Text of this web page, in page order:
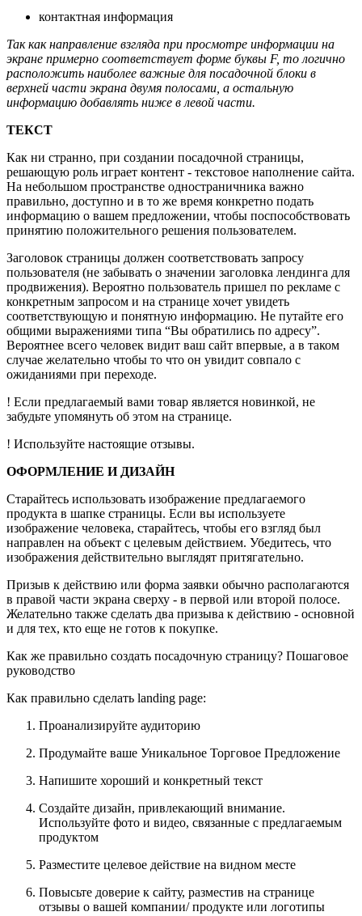
контактная информация
Так как направление взгляда при просмотре информации на
экране примерно соответствует форме буквы F, то логично
расположить наиболее важные для посадочной блоки в
верхней части экрана двумя полосами, а остальную
информацию добавлять ниже в левой части.
ТЕКСТ
Как ни странно, при создании посадочной страницы,
решающую роль играет контент - текстовое наполнение сайта.
На небольшом пространстве одностраничника важно
правильно, доступно и в то же время конкретно подать
информацию о вашем предложении, чтобы поспособствовать
принятию положительного решения пользователем.
Заголовок страницы должен соответствовать запросу
пользователя (не забывать о значении заголовка лендинга для
продвижения). Вероятно пользователь пришел по рекламе с
конкретным запросом и на странице хочет увидеть
соответствующую и понятную информацию. Не путайте его
общими выражениями типа “Вы обратились по адресу”.
Вероятнее всего человек видит ваш сайт впервые, а в таком
случае желательно чтобы то что он увидит совпало с
ожиданиями при переходе.
! Если предлагаемый вами товар является новинкой, не
забудьте упомянуть об этом на странице.
! Используйте настоящие отзывы.
ОФОРМЛЕНИЕ И ДИЗАЙН
Старайтесь использовать изображение предлагаемого
продукта в шапке страницы. Если вы используете
изображение человека, старайтесь, чтобы его взгляд был
направлен на объект с целевым действием. Убедитесь, что
изображения действительно выглядят притягательно.
Призыв к действию или форма заявки обычно располагаются
в правой части экрана сверху - в первой или второй полосе.
Желательно также сделать два призыва к действию - основной
и для тех, кто еще не готов к покупке.
Как же правильно создать посадочную страницу? Пошаговое
руководство
Как правильно сделать landing page:
Проанализируйте аудиторию
Продумайте ваше Уникальное Торговое Предложение
Напишите хороший и конкретный текст
Создайте дизайн, привлекающий внимание.
Используйте фото и видео, связанные с предлагаемым
продуктом
Разместите целевое действие на видном месте
Повысьте доверие к сайту, разместив на странице
отзывы о вашей компании/ продукте или логотипы